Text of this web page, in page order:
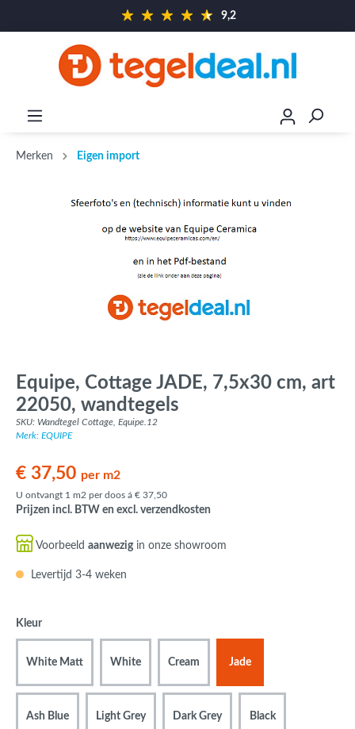
9,2
Merken Eigen import
Equipe, Cottage JADE, 7,5x30 cm, art
22050, wandtegels
SKU: Wandtegel Cottage, Equipe.12
Merk: EQUIPE
€ 37,50 per m2
U ontvangt 1 m2 per doos á € 37,50
Prijzen incl. BTW en excl. verzendkosten
Voorbeeld aanwezigin onze showroom
Levertijd 3-4 weken
Kleur
White Matt White Cream Jade
Ash Blue Light Grey Dark Grey Black